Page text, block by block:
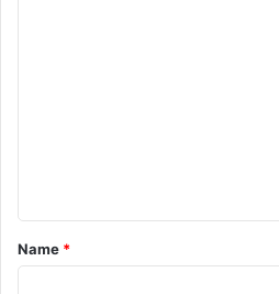
*
Name *